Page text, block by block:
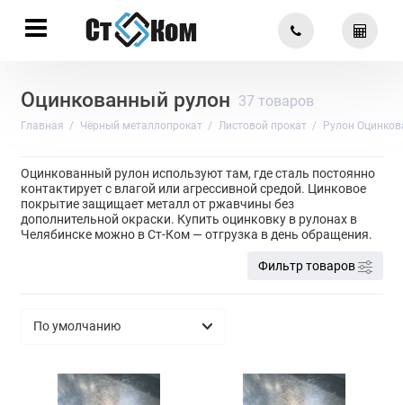
Оцинкованный рулон 37 товаров
Главная Чёрный металлопрокат Листовой прокат Рулон
Оцинкованный рулон используют там, где сталь постоянно
контактирует с влагой или агрессивной средой. Цинковое
покрытие защищает металл от ржавчины без
дополнительной окраски. Купить оцинковку в рулонах в
Челябинске можно в Ст-Ком — отгрузка в день обращения.
Фильтр товаров